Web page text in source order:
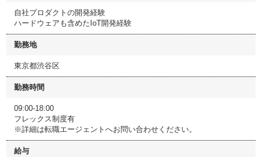
自社プロダクトの開発経験
ハードウェアも含めたIoT開発経験
勤務地
東京都渋谷区
勤務時間
09:00-18:00
フレックス制度有
※詳細は転職エージェントへお問い合わせください。
給与